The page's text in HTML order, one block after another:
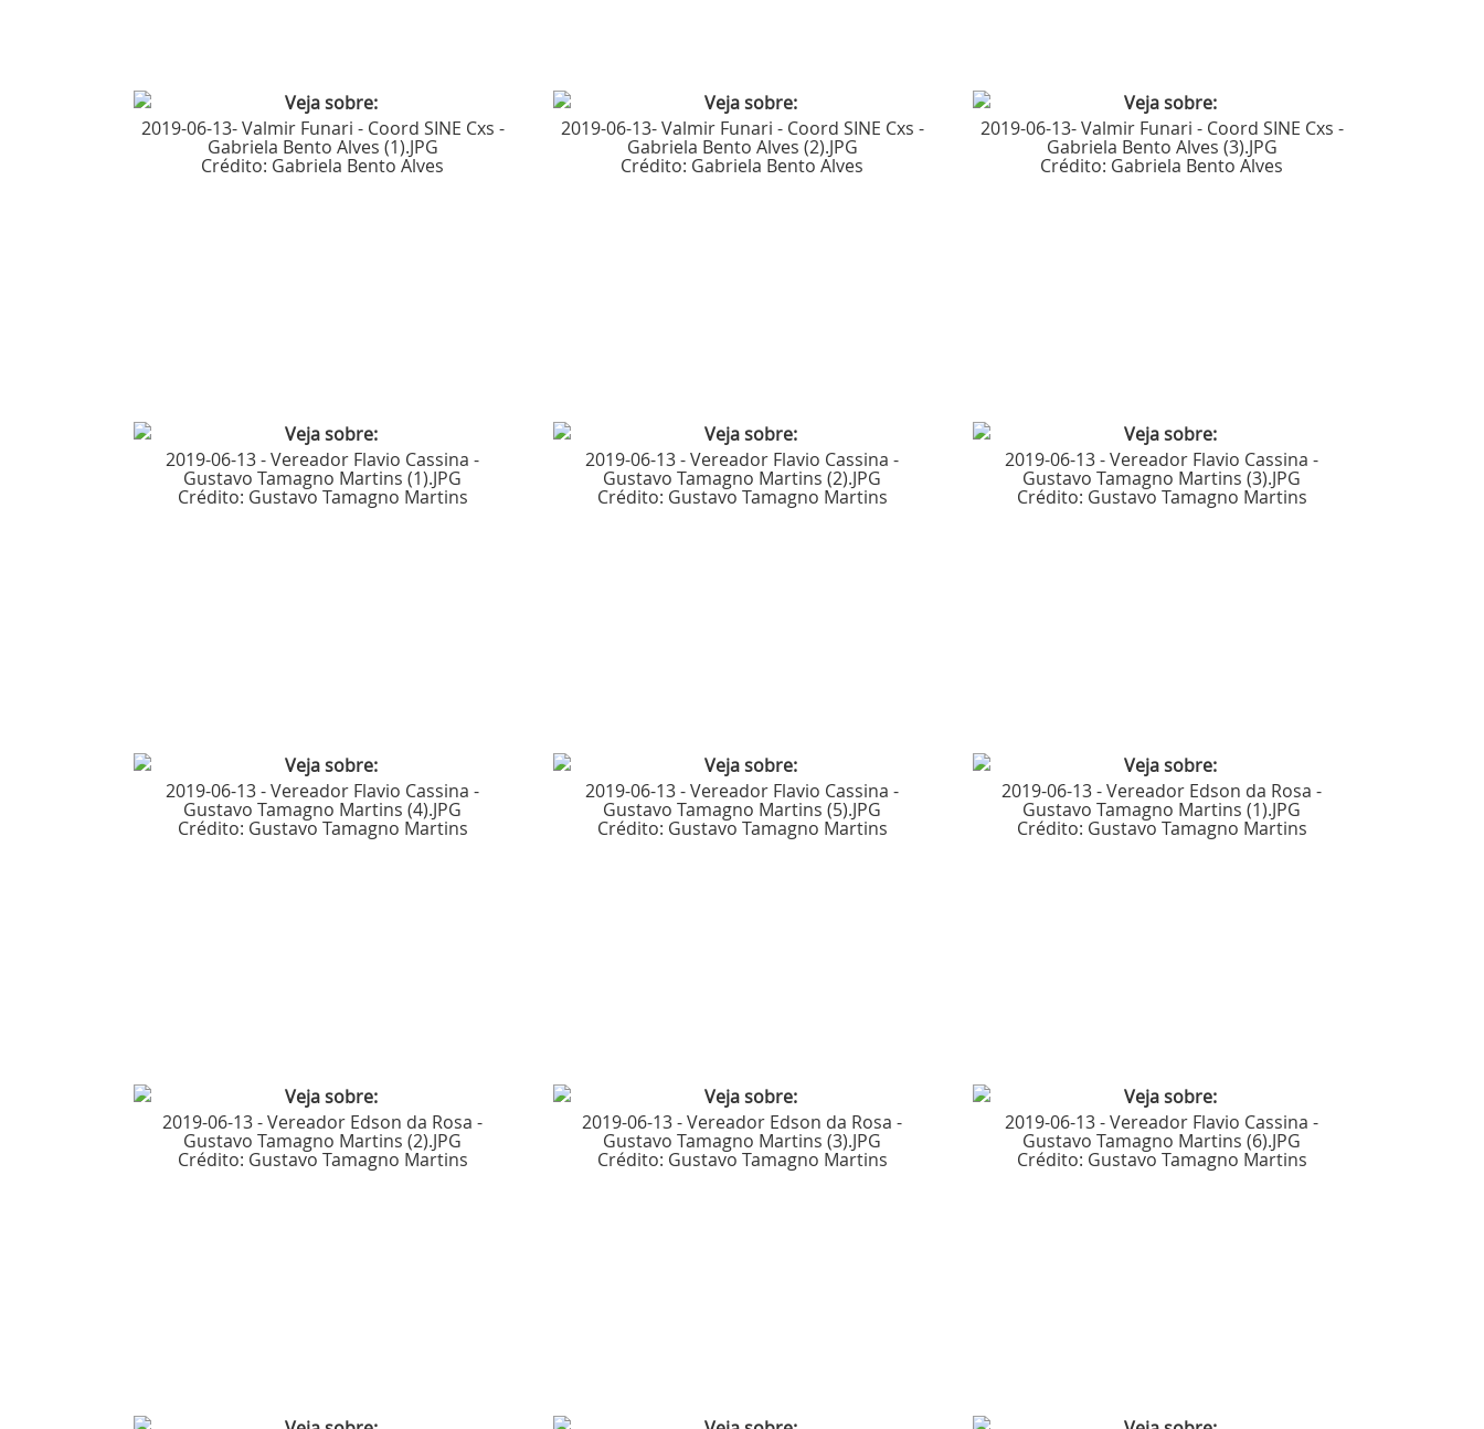
2019-06-13- Valmir Funari - Coord SINE Cxs -
Gabriela Bento Alves (1).JPG
Crédito: Gabriela Bento Alves
2019-06-13- Valmir Funari - Coord SINE Cxs -
Gabriela Bento Alves (2).JPG
Crédito: Gabriela Bento Alves
2019-06-13- Valmir Funari - Coord SINE Cxs -
Gabriela Bento Alves (3).JPG
Crédito: Gabriela Bento Alves
2019-06-13 - Vereador Flavio Cassina -
Gustavo Tamagno Martins (1).JPG
Crédito: Gustavo Tamagno Martins
2019-06-13 - Vereador Flavio Cassina -
Gustavo Tamagno Martins (2).JPG
Crédito: Gustavo Tamagno Martins
2019-06-13 - Vereador Flavio Cassina -
Gustavo Tamagno Martins (3).JPG
Crédito: Gustavo Tamagno Martins
2019-06-13 - Vereador Flavio Cassina -
Gustavo Tamagno Martins (4).JPG
Crédito: Gustavo Tamagno Martins
2019-06-13 - Vereador Flavio Cassina -
Gustavo Tamagno Martins (5).JPG
Crédito: Gustavo Tamagno Martins
2019-06-13 - Vereador Edson da Rosa -
Gustavo Tamagno Martins (1).JPG
Crédito: Gustavo Tamagno Martins
2019-06-13 - Vereador Edson da Rosa -
Gustavo Tamagno Martins (2).JPG
Crédito: Gustavo Tamagno Martins
2019-06-13 - Vereador Edson da Rosa -
Gustavo Tamagno Martins (3).JPG
Crédito: Gustavo Tamagno Martins
2019-06-13 - Vereador Flavio Cassina -
Gustavo Tamagno Martins (6).JPG
Crédito: Gustavo Tamagno Martins